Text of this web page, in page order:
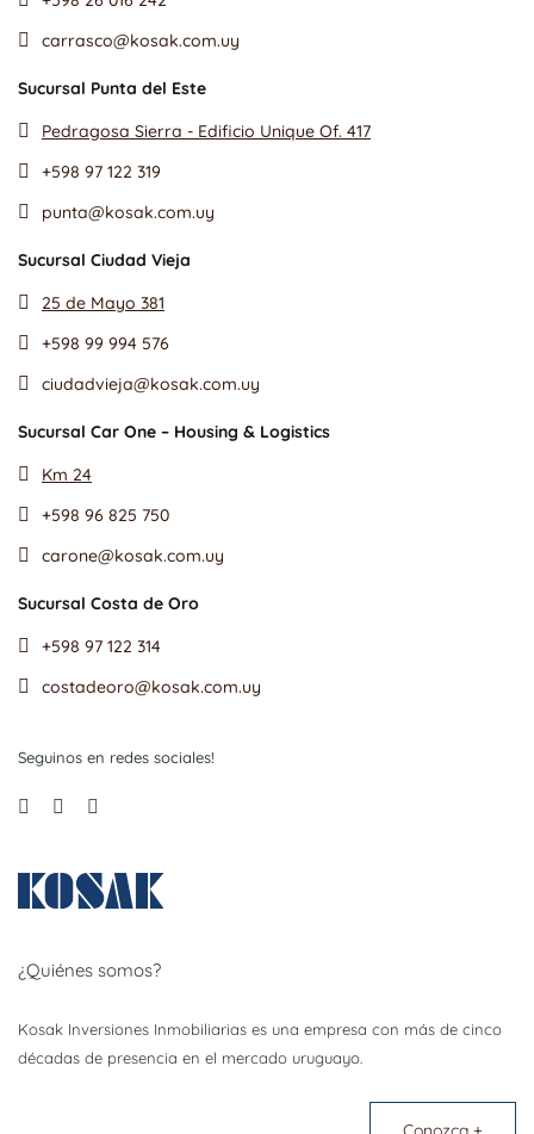
carrasco@kosak.com.uy
Sucursal Punta del Este
Pedragosa Sierra - Edificio Unique Of. 417
+598 97 122 319
punta@kosak.com.uy
Sucursal Ciudad Vieja
25 de Mayo 381
+598 99 994 576
ciudadvieja@kosak.com.uy
Sucursal Car One – Housing & Logistics
Km 24
+598 96 825 750
carone@kosak.com.uy
Sucursal Costa de Oro
+598 97 122 314
costadeoro@kosak.com.uy
Seguinos en redes sociales!
¿Quiénes somos?
Kosak Inversiones Inmobiliarias es una empresa con más de cinco
décadas de presencia en el mercado uruguayo.